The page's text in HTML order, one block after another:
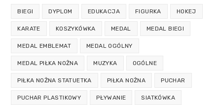
BIEGI DYPLOM EDUKACJA FIGURKA HOKEJ
KARATE KOSZYKÓWKA MEDAL MEDAL BIEGI
MEDAL EMBLEMAT MEDAL OGÓLNY
MEDAL PIŁKA NOŻNA MUZYKA OGÓLNE
PIŁKA NOŻNA STATUETKA PIŁKA NOŻNA PUCHAR
PUCHAR PLASTIKOWY PŁYWANIE SIATKÓWKA